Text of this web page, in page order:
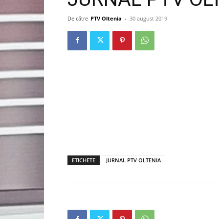
De către PTV Oltenia - 30 august 2019
ETICHETE JURNAL PTV OLTENIA